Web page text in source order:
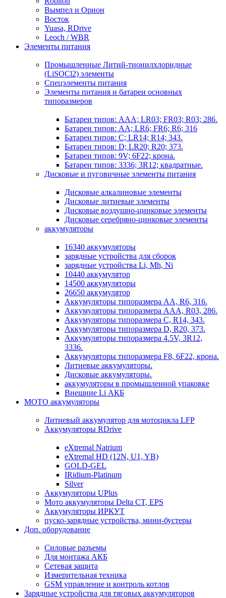
Вымпел и Орион
Восток
Yuasa, RDrive
Leoch / WBR
Элементы питания
Промышленные Литий-тионилхлоридные
(LiSOCl2) элементы
Спецэлементы питания
Элементы питания и батареи основных
типоразмеров
Батареи типов: AAA; LR03; FR03; R03; 286.
Батареи типов: AA; LR6; FR6; R6; 316
Батареи типов: C; LR14; R14; 343.
Батареи типов: D; LR20; R20; 373.
Батареи типов: 9V; 6F22; крона.
Батареи типов: 3336; 3R12; квадратные.
Дисковые и пуговичные элементы питания
Дисковые алкалиновые элементы
Дисковые литиевые элементы
Дисковые воздушно-цинковые элементы
Дисковые серебряно-цинковые элементы
аккумуляторы
16340 аккумуляторы
зарядные устройства для сборок
зарядные устройства Li, Mh, Ni
10440 аккумулятор
14500 аккумуляторы
26650 аккумулятор
Аккумуляторы типоразмера АА, R6, 316.
Аккумуляторы типоразмера ААА, R03, 286.
Аккумуляторы типоразмера С, R14, 343.
Аккумуляторы типоразмера D, R20, 373.
Аккумуляторы типоразмера 4.5V, 3R12,
3336.
Аккумуляторы типоразмера F8, 6F22, крона.
Литиевые аккумуляторы.
Дисковые аккумуляторы.
аккумуляторы в промышленной упаковке
Внешние Li АКБ
МОТО аккумуляторы
Литиевый аккумулятор для мотоцикла LFP
Аккумуляторы RDrive
eXtremal Natrium
eXtremal HD (12N, U1, YB)
GOLD-GEL
IRidium-Platinum
Silver
Аккумуляторы UPlus
Мото аккумуляторы Delta CT, EPS
Аккумуляторы ИРКУТ
пуско-зарядные устройства, мини-бустеры
Доп. оборудование
Силовые разъемы
Для монтажа АКБ
Сетевая защита
Измерительная техника
GSM управление и контроль котлов
Зарядные устройства для тяговых аккумуляторов